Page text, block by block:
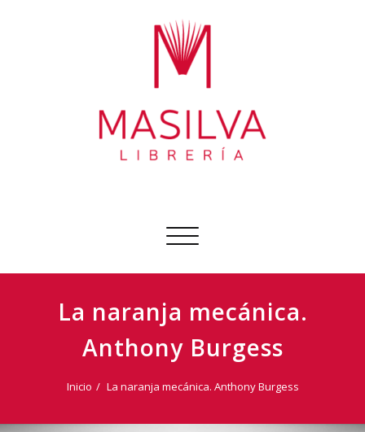
Cambiar
La naranja mecánica.
Anthony Burgess
Inicio La naranja mecánica. Anthony Burgess